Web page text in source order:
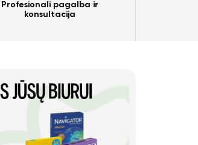
Profesionali pagalba ir
konsultacija